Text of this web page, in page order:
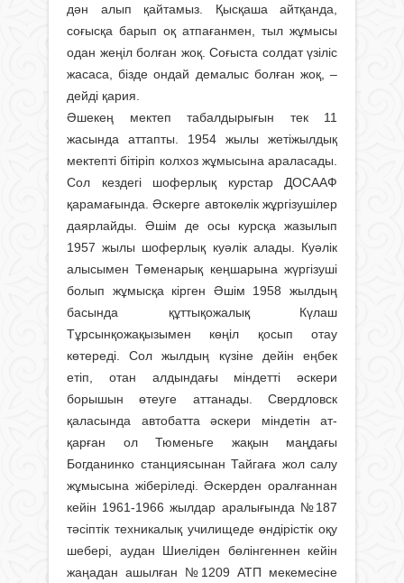
дән алып қайтамыз. Қысқаша айтқанда,
соғысқа барып оқ атпағанмен, тыл жұмысы
одан жеңіл болған жоқ. Соғыста солдат үзіліс
жасаса, бізде ондай демалыс болған жоқ, –
дейді қария.
Әшекең мектеп табалдырығын тек 11
жасында аттапты. 1954 жылы жетіжыл­дық
мектепті бітіріп колхоз жұмысына араласады.
Сол кездегі шоферлық курстар ДОСААФ
қарамағында. Әскерге автокөлік жұргізушілер
даярлайды. Әшім де осы курсқа жазылып
1957 жылы шоферлық куәлік алады. Куәлік
алысымен Төменарық кеңшарына жүргізуші
болып жұмысқа кірген Әшім 1958 жылдың
басында құттықожалық Күлаш
Тұрсынқожақызымен көңіл қосып отау
көтереді. Сол жылдың күзіне дейін еңбек
етіп, отан алдындағы міндетті әске­ри
борышын өтеуге аттанады. Свердловск
қаласында автобатта әскери міндетін ат­
қарған ол Тюменьге жақын маңдағы
Богданинко станциясынан Тайгаға жол салу
жұмысына жіберіледі. Әскерден оралғаннан
кейін 1961-1966 жылдар аралығында №187
тәсіптік техникалық училищеде өндірістік оқу
шебері, аудан Шиеліден бөлінгеннен кейін
жаңадан ашылған №1209 АТП мекемесіне